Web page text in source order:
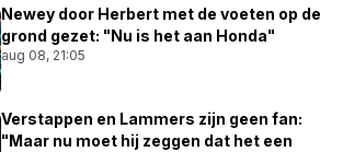
Newey door Herbert met de voeten op de
grond gezet: "Nu is het aan Honda"
aug 08, 21:05
Verstappen en Lammers zijn geen fan:
"Maar nu moet hij zeggen dat het een